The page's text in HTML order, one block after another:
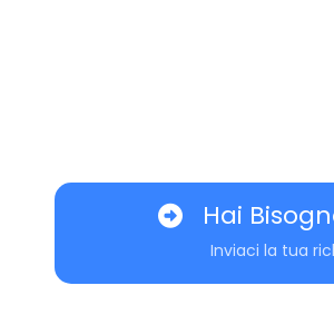
Hai
Inviaci la tua